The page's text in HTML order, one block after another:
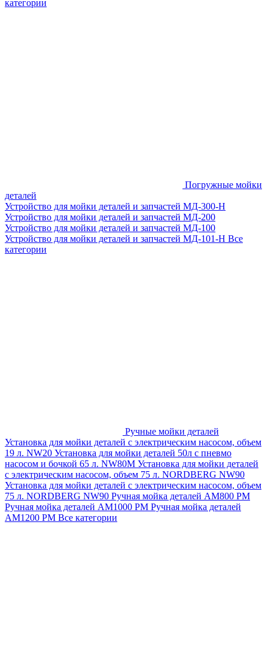
категории
Погружные мойки
деталей
Устройство для мойки деталей и запчастей МД-300-H
Устройство для мойки деталей и запчастей МД-200
Устройство для мойки деталей и запчастей МД-100
Устройство для мойки деталей и запчастей МД-101-Н Все
категории
Ручные мойки деталей
Установка для мойки деталей с электрическим насосом, объем
19 л. NW20 Установка для мойки деталей 50л с пневмо
насосом и бочкой 65 л. NW80M Установка для мойки деталей
с электрическим насосом, объем 75 л. NORDBERG NW90
Установка для мойки деталей с электрическим насосом, объем
75 л. NORDBERG NW90 Ручная мойка деталей АМ800 РМ
Ручная мойка деталей АМ1000 РМ Ручная мойка деталей
АМ1200 РМ Все категории